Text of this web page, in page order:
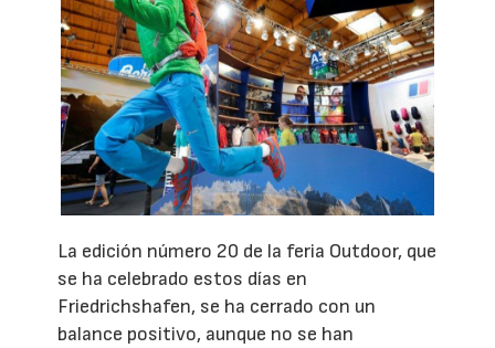
La edición número 20 de la feria Outdoor, que
se ha celebrado estos días en
Friedrichshafen, se ha cerrado con un
balance positivo, aunque no se han